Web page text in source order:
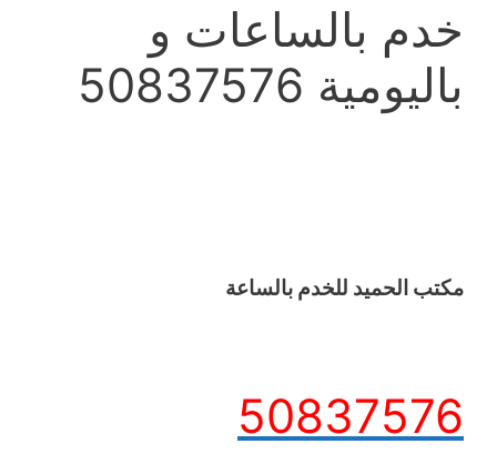
خدم بالساعات و
باليومية 50837576
مكتب الحميد للخدم بالساعة
50837576